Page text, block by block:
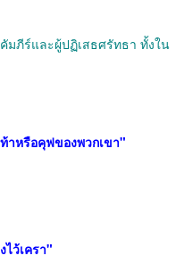
ภีร์และผู้ปฏิเสธศรัทธา ทั้งใน
ท้าหรือคุฟของพวกเขา"
ไว้เครา"